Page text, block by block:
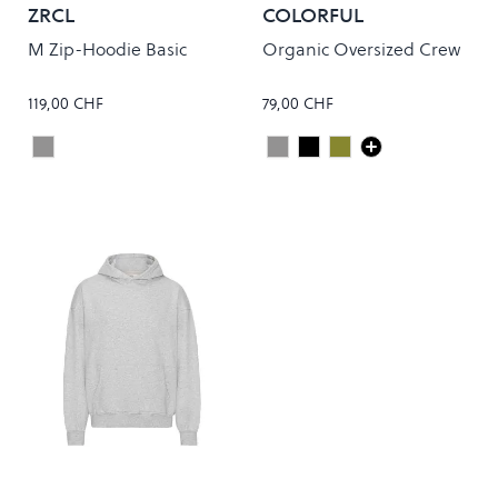
ZRCL
M Zip-Hoodie Basic
119,00 CHF
Colour
Onyx
COLORFUL
STANDARD
Organic Oversized Crew
79,00 CHF
Colour
Heather Grey
Deep Black
Dusty Olive